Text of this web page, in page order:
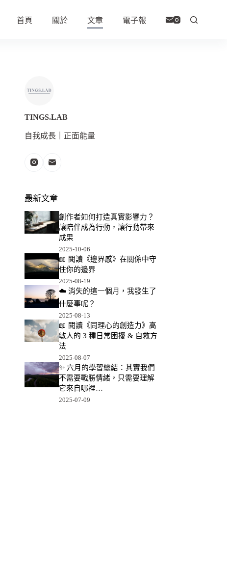
首頁 關於 文章 電子報
TINGS.LAB
自我成長｜正面能量
最新文章
創作者如何打造真實影響力？
讓陪伴成為行動，讓行動帶來
成果
2025-10-06
📖 閱讀《邊界感》在關係中守
住你的邊界
2025-08-19
☁️ 消失的這一個月，我發生了
什麼事呢？
2025-08-13
📖 閱讀《同理心的創造力》高
敏人的 3 種日常困擾 & 自救方
法
2025-08-07
✨ 六月的學習總結：其實我們
不需要戰勝情緒，只需要理解
它來自哪裡…
2025-07-09